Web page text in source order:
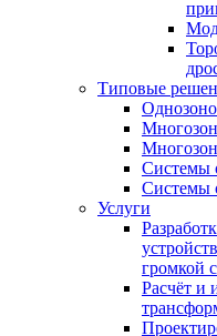
Типовые
Системы
Системы
Услуги
громкой
Расчёт и